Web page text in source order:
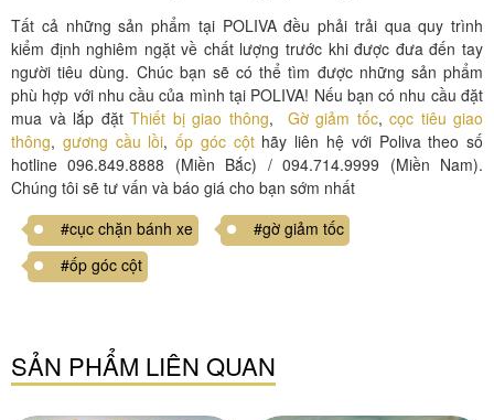
Tất cả những sản phẩm tại POLIVA đều phải trải qua quy trình
kiểm định nghiêm ngặt về chất lượng trước khi được đưa đến tay
người tiêu dùng. Chúc bạn sẽ có thể tìm được những sản phẩm
phù hợp với nhu cầu của mình tại POLIVA! Nếu bạn có nhu cầu đặt
mua và lắp đặt Thiết bị giao thông, Gờ giảm tốc, cọc tiêu giao
thông, gương cầu lồi,ốp góc cộthãy liên hệ với Poliva theo số
hotline 096.849.8888 (Miền Bắc) / 094.714.9999 (Miền Nam).
Chúng tôi sẽ tư vấn và báo giá cho bạn sớm nhất
#cục chặn bánh xe
#gờ giảm tốc
#ốp góc cột
SẢN PHẨM LIÊN QUAN